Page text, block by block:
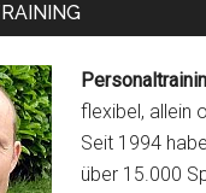
flexibel, allein
Seit 1994
über 15.000